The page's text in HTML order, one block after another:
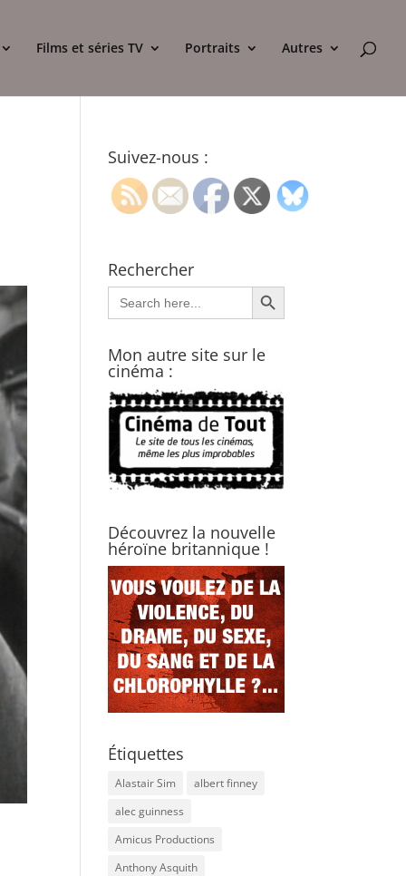
Films et séries TV Portraits Autres
Suivez-nous :
Rechercher
Search
for:
Search Button
Mon autre site sur le
cinéma :
Découvrez la nouvelle
héroïne britannique !
Étiquettes
Alastair Sim
albert finney
alec guinness
Amicus Productions
Anthony Asquith